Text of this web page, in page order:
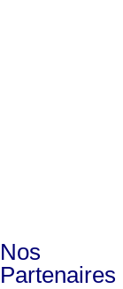
Nos
Partenaires